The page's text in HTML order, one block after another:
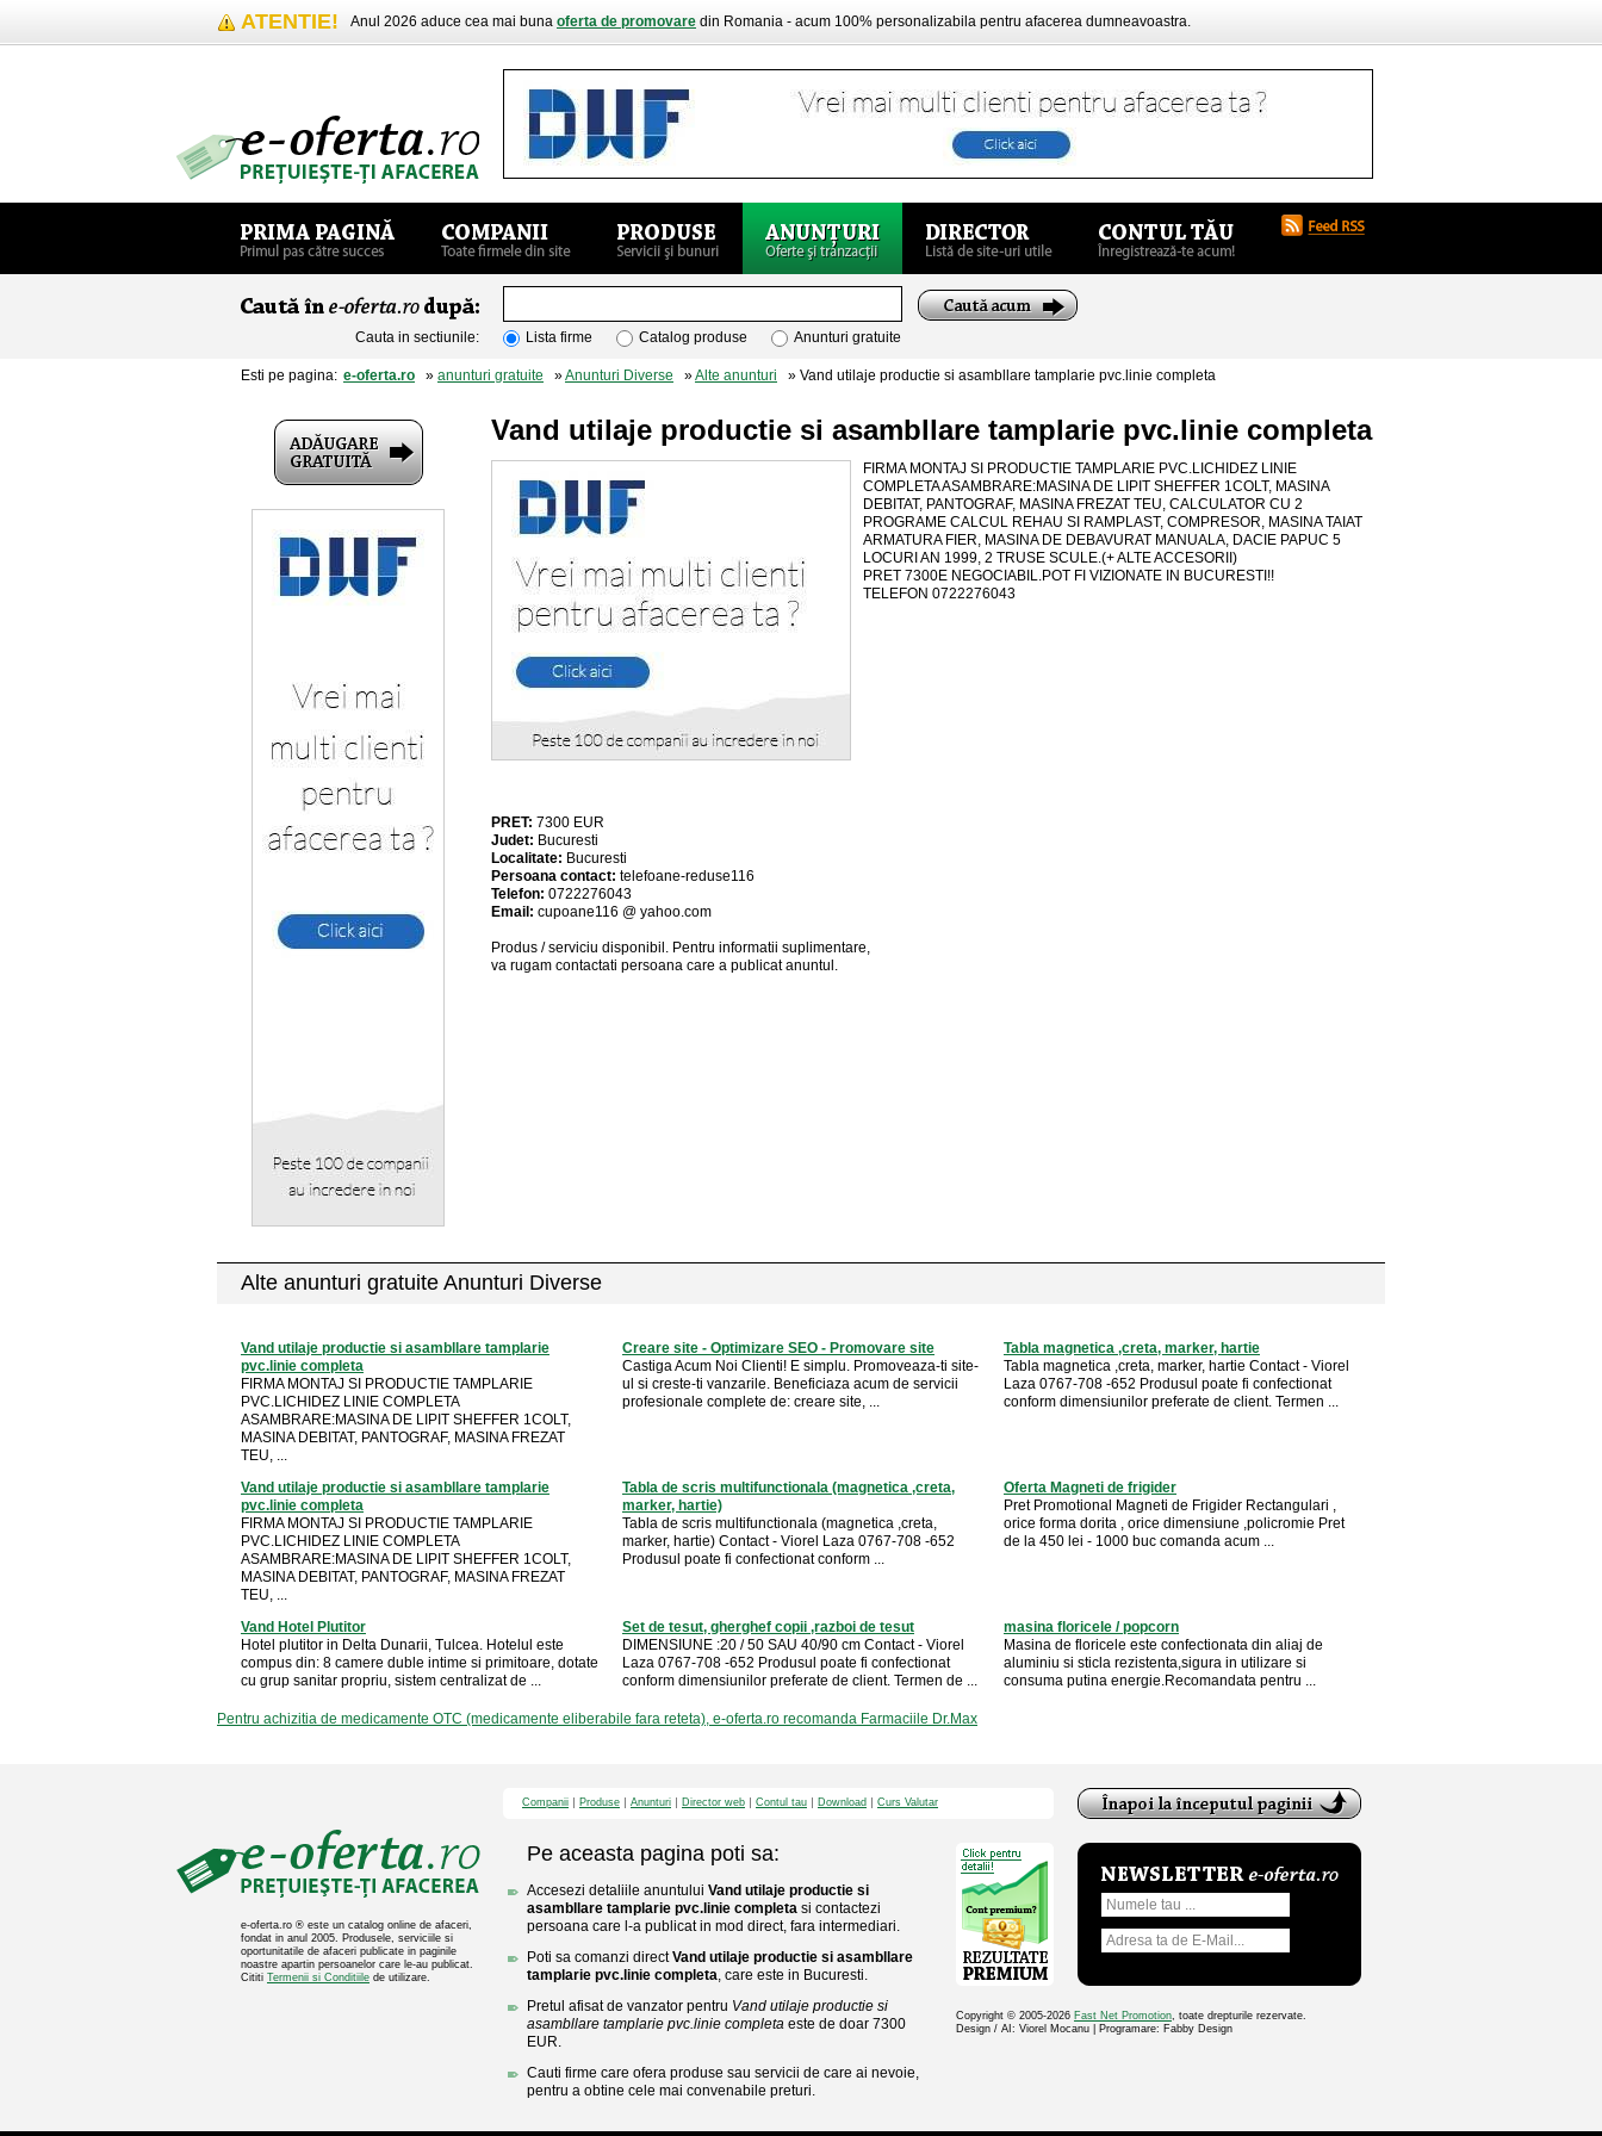
ATENTIE! Anul 2026 aduce cea mai buna oferta de promovare din Romania - acum 100% personalizabila pentru afacerea dumneavoastra.
Cauta in sectiunile: Lista firme Catalog produse Anunturi gratuite
Esti pe pagina: e-oferta.ro » anunturi gratuite »Anunturi Diverse »Alte anunturi » Vand utilaje productie si asambllare tamplarie pvc.linie completa
Vand utilaje productie si asambllare tamplarie pvc.linie completa
FIRMA MONTAJ SI PRODUCTIE TAMPLARIE PVC.LICHIDEZ LINIE
COMPLETA ASAMBRARE:MASINA DE LIPIT SHEFFER 1COLT, MASINA
DEBITAT, PANTOGRAF, MASINA FREZAT TEU, CALCULATOR CU 2
PROGRAME CALCUL REHAU SI RAMPLAST, COMPRESOR, MASINA TAIAT
ARMATURA FIER, MASINA DE DEBAVURAT MANUALA, DACIE PAPUC 5
LOCURI AN 1999, 2 TRUSE SCULE.(+ ALTE ACCESORII)
PRET 7300E NEGOCIABIL.POT FI VIZIONATE IN BUCURESTI!!
TELEFON 0722276043
PRET: 7300 EUR
Judet: Bucuresti
Localitate: Bucuresti
Persoana contact: telefoane-reduse116
Telefon: 0722276043
Email: cupoane116 @ yahoo.com
Produs / serviciu disponibil . Pentru informatii suplimentare,
va rugam contactati persoana care a publicat anuntul.
Alte anunturi gratuite Anunturi Diverse
Vand utilaje productie si asambllare tamplarie
pvc.linie completa
FIRMA MONTAJ SI PRODUCTIE TAMPLARIE
PVC.LICHIDEZ LINIE COMPLETA
ASAMBRARE:MASINA DE LIPIT SHEFFER 1COLT,
MASINA DEBITAT, PANTOGRAF, MASINA FREZAT
TEU, ...
Creare site - Optimizare SEO - Promovare site
Castiga Acum Noi Clienti! E simplu. Promoveaza-ti site-
ul si creste-ti vanzarile. Beneficiaza acum de servicii
profesionale complete de: creare site, ...
Tabla magnetica ,creta, marker, hartie
Tabla magnetica ,creta, marker, hartie Contact - Viorel
Laza 0767-708 -652 Produsul poate fi confectionat
conform dimensiunilor preferate de client. Termen ...
Vand utilaje productie si asambllare tamplarie
pvc.linie completa
FIRMA MONTAJ SI PRODUCTIE TAMPLARIE
PVC.LICHIDEZ LINIE COMPLETA
ASAMBRARE:MASINA DE LIPIT SHEFFER 1COLT,
MASINA DEBITAT, PANTOGRAF, MASINA FREZAT
TEU, ...
Tabla de scris multifunctionala (magnetica ,creta,
marker, hartie)
Tabla de scris multifunctionala (magnetica ,creta,
marker, hartie) Contact - Viorel Laza 0767-708 -652
Produsul poate fi confectionat conform ...
Oferta Magneti de frigider
Pret Promotional Magneti de Frigider Rectangulari ,
orice forma dorita , orice dimensiune ,policromie Pret
de la 450 lei - 1000 buc comanda acum ...
Vand Hotel Plutitor
Hotel plutitor in Delta Dunarii, Tulcea. Hotelul este
compus din: 8 camere duble intime si primitoare, dotate
cu grup sanitar propriu, sistem centralizat de ...
Set de tesut, gherghef copii ,razboi de tesut
DIMENSIUNE :20 / 50 SAU 40/90 cm Contact - Viorel
Laza 0767-708 -652 Produsul poate fi confectionat
conform dimensiunilor preferate de client. Termen de ...
masina floricele / popcorn
Masina de floricele este confectionata din aliaj de
aluminiu si sticla rezistenta,sigura in utilizare si
consuma putina energie.Recomandata pentru ...
Pentru achizitia de medicamente OTC (medicamente eliberabile fara reteta), e-oferta.ro recomanda Farmaciile Dr.Max
e-oferta.ro ® este un catalog online de afaceri,
fondat in anul 2005. Produsele, serviciile si
oportunitatile de afaceri publicate in paginile
noastre apartin persoanelor care le-au publicat.
Cititi Termenii si Conditiile de utilizare.
Companii Produse Anunturi Director web Contul tau Download Curs Valutar
Pe aceasta pagina poti sa:
Accesezi detaliile anuntului Vand utilaje productie si
asambllare tamplarie pvc.linie completa si contactezi
persoana care l-a publicat in mod direct, fara intermediari.
Poti sa comanzi directVand utilaje productie si asambllare
tamplarie pvc.linie completa, care este in Bucuresti.
Pretul afisat de vanzator pentru Vand utilaje productie si
asambllare tamplarie pvc.linie completa este de doar 7300
EUR.
Cauti firme care ofera produse sau servicii de care ai nevoie,
pentru a obtine cele mai convenabile preturi.
Copyright © 2005-2026 Fast Net Promotion, toate drepturile rezervate.
Design / AI: Viorel Mocanu | Programare: Fabby Design